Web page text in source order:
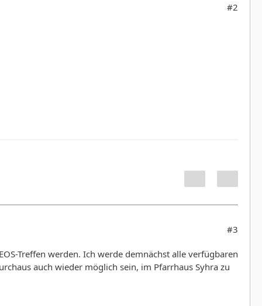
#2
#3
Treffen werden. Ich werde demnächst alle verfügbaren
auch wieder möglich sein, im Pfarrhaus Syhra zu